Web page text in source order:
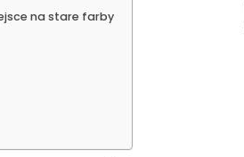
na stare farby